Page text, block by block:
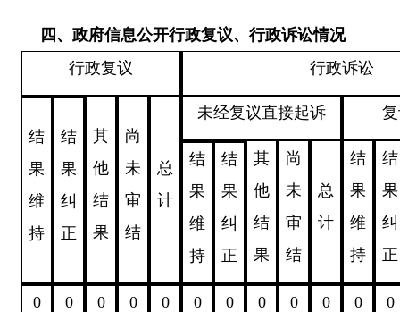
四、政府信息公开行政复议、行政诉讼情况
行政复议
行政诉讼
结
果
维
持
结
果
纠
正
其
他
结
果
尚
未
审
结
总
计
未经复议直接起诉
结
果
维
持
结
果
纠
正
其
他
结
果
尚
未
审
结
总
计
结
果
维
持
结
果
纠
正
0 0 0 0 0 0 0 0 0 0 0 0